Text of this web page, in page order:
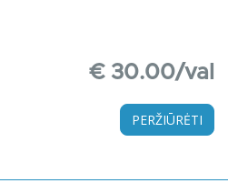
€ 30.00/val
PERŽIŪRĖTI